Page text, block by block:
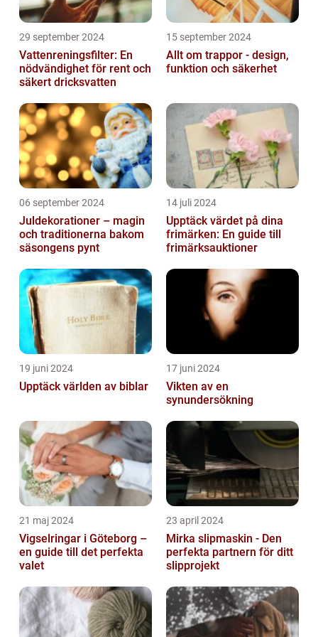
29 september 2024
Vattenreningsfilter: En
nödvändighet för rent och
säkert dricksvatten
15 september 2024
Allt om trappor - design,
funktion och säkerhet
06 september 2024
Juldekorationer – magin
och traditionerna bakom
säsongens pynt
14 juli 2024
Upptäck värdet på dina
frimärken: En guide till
frimärksauktioner
19 juni 2024
Upptäck världen av biblar
17 juni 2024
Vikten av en
synundersökning
21 maj 2024
Vigselringar i Göteborg –
en guide till det perfekta
valet
23 april 2024
Mirka slipmaskin - Den
perfekta partnern för ditt
slipprojekt